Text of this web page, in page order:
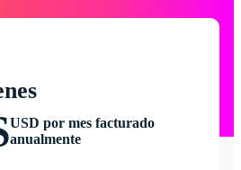
USD por mes facturado
anualmente